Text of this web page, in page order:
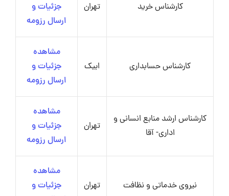
کارشناس خرید تهران
جزئیات و
ارسال رزومه
کارشناس حسابداری ابیک
مشاهده
جزئیات و
ارسال رزومه
کارشناس ارشد منابع انسانی و
اداری- آقا
تهران
مشاهده
جزئیات و
ارسال رزومه
نیروی خدماتی و نظافت تهران
مشاهده
جزئیات و